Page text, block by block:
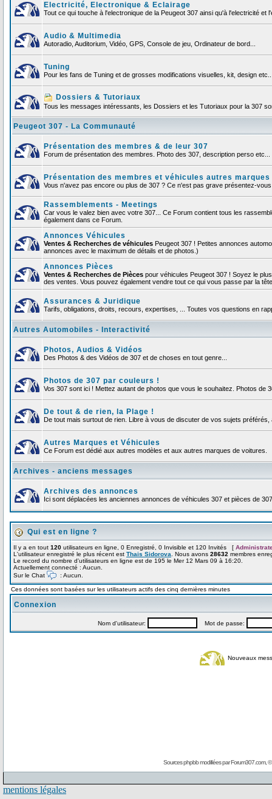
Electricité, Electronique & Eclairage
Tout ce qui touche à l'electronique de la Peugeot 307 ainsi qu'à l'electricité et
Audio & Multimedia
Autoradio, Auditorium, Vidéo, GPS, Console de jeu, Ordinateur de bord...
Tuning
Pour les fans de Tuning et de grosses modifications visuelles, kit, design
Dossiers & Tutoriaux
Tous les messages intéressants, les Dossiers et les Tutoriaux pour la 307
Peugeot 307 - La Communauté
Présentation des membres & de leur 307
Forum de présentation des membres. Photo des 307, description perso
Présentation des membres et véhicules autres marques
Vous n'avez pas encore ou plus de 307 ? Ce n'est pas grave présentez-
Rassemblements - Meetings
Car vous le valez bien avec votre 307... Ce Forum contient tous les
également dans ce Forum.
Annonces Véhicules
Ventes & Recherches de véhicules Peugeot 307 ! Petites annonces
annonces avec le maximum de détails et de photos.)
Annonces Pièces
Ventes & Recherches de Pièces pour véhicules Peugeot 307 ! Soyez le
des ventes. Vous pouvez également vendre tout ce qui vous passe par la
Assurances & Juridique
Tarifs, obligations, droits, recours, expertises, ... Toutes vos questions en
Autres Automobiles - Interactivité
Photos, Audios & Vidéos
Des Photos & des Vidéos de 307 et de choses en tout genre...
Photos de 307 par couleurs !
Vos 307 sont ici ! Mettez autant de photos que vous le souhaitez. Photos de
De tout & de rien, la Plage !
De tout mais surtout de rien. Libre à vous de discuter de vos sujets
Autres Marques et Véhicules
Ce Forum est dédié aux autres modèles et aux autres marques de voitures.
Archives - anciens messages
Archives des annonces
Ici sont déplacées les anciennes annonces de véhicules 307 et pièces de 307
Qui est en ligne ?
Il y a en tout 120 utilisateurs en ligne, 0 Enregistré, 0 Invisible et 120 Invités [
L'utilisateur enregistré le plus récent est Thais Sidorova . Nous avons 28632 membres
Le record du nombre d'utilisateurs en ligne est de 195 le Mer 12 Mars 09 à 16:20.
Actuellement connecté : Aucun.
Sur le Chat
: Aucun.
Ces données sont basées sur les utilisateurs actifs des cinq dernières minutes
Connexion
Nom d'utilisateur: Mot de passe:
Nouveaux
Sources phpbb modifiées parForum307.com, ©
mentions légales